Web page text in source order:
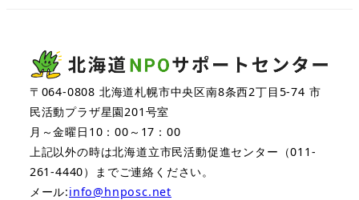
〒064-0808 北海道札幌市中央区南8条西2丁目5-74 市
民活動プラザ星園201号室
月～金曜日10：00～17：00
上記以外の時は北海道立市民活動促進センター（011-
261-4440）までご連絡ください。
メール:info@hnposc.net